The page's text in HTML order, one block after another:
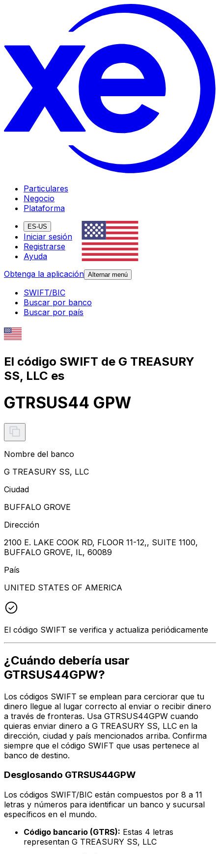
Particulares
Negocio
Plataforma
ES-US
Iniciar sesión
Registrarse
Ayuda
Obtenga la aplicación Alternar menú
SWIFT/BIC
Buscar por banco
Buscar por país
El código SWIFT de G TREASURY
SS, LLC es
GTRSUS44 GPW
Nombre del banco
G TREASURY SS, LLC
Ciudad
BUFFALO GROVE
Dirección
2100 E. LAKE COOK RD, FLOOR 11-12,, SUITE 1100,
BUFFALO GROVE, IL, 60089
País
UNITED STATES OF AMERICA
El código SWIFT se verifica y actualiza periódicamente
¿Cuándo debería usar
GTRSUS44GPW?
Los códigos SWIFT se emplean para cerciorar que tu
dinero llegue al lugar correcto al enviar o recibir dinero
a través de fronteras. Usa GTRSUS44GPW cuando
quieras enviar dinero a G TREASURY SS, LLC en la
dirección, ciudad y país mencionados arriba. Confirma
siempre que el código SWIFT que usas pertenece al
banco de destino.
Desglosando GTRSUS44GPW
Los códigos SWIFT/BIC están compuestos por 8 a 11
letras y números para identificar un banco y sucursal
específicos en el mundo.
Código bancario (GTRS): Estas 4 letras
representan G TREASURY SS, LLC